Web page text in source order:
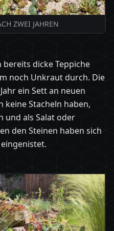
ZWEI JAHREN
bereits dicke Teppiche
noch Unkraut durch. Die
ein Sett an neuen
keine Stacheln haben,
und als Salat oder
den Steinen haben sich